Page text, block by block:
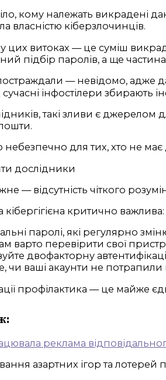
кому належать викрадені
власністю кіберзлочинців.
цих витоках — це суміш
підбір паролів, а ще
— невідомо, адже
інфостілери збирають
такі зливи є джерелом
для тих, хто не має
дослідники
— відсутність чіткого
критично важлива:
паролі, які регулярно
варто перевірити свої
двофакторну
чи ваші акаунти не
профілактика — це майже
реклама
азартних ігор та